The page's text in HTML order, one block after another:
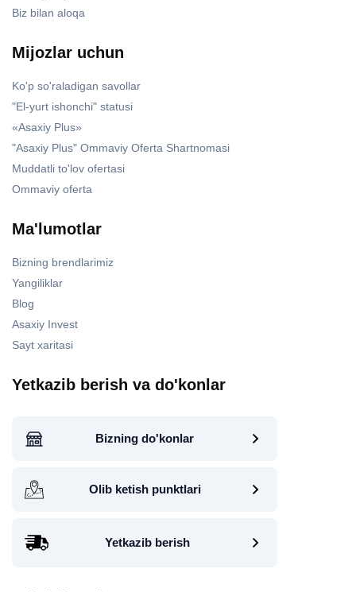
Biz bilan aloqa
Mijozlar uchun
Ko'p so'raladigan savollar
"El-yurt ishonchi" statusi
«Asaxiy Plus»
"Asaxiy Plus" Ommaviy Oferta Shartnomasi
Muddatli to'lov ofertasi
Ommaviy oferta
Ma'lumotlar
Bizning brendlarimiz
Yangiliklar
Blog
Asaxiy Invest
Sayt xaritasi
Yetkazib berish va do'konlar
Bizning do'konlar
Olib ketish punktlari
Yetkazib berish